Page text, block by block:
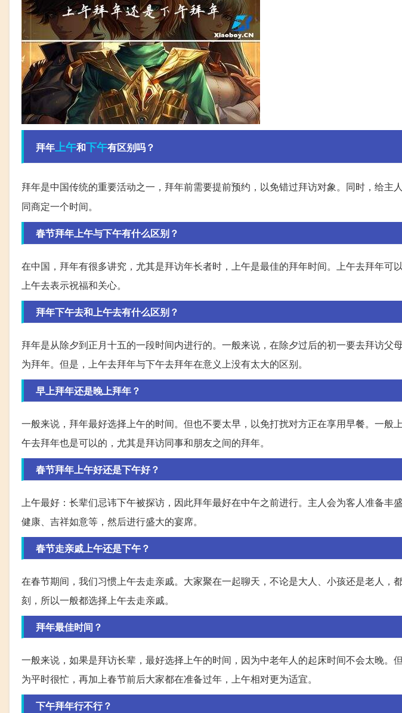
拜年上午和下午有区别吗？
拜年是中国传统的重要活动之一，拜年前需要提前预约，以免错过拜访对象。同时，给主
同商定一个时间。
春节拜年上午与下午有什么区别？
在中国，拜年有很多讲究，尤其是拜访年长者时，上午是最佳的拜年时间。上午去拜年可
上午去表示祝福和关心。
拜年下午去和上午去有什么区别？
拜年是从除夕到正月十五的一段时间内进行的。一般来说，在除夕过后的初一要去拜访父
为拜年。但是，上午去拜年与下午去拜年在意义上没有太大的区别。
早上拜年还是晚上拜年？
一般来说，拜年最好选择上午的时间。但也不要太早，以免打扰对方正在享用早餐。一般
午去拜年也是可以的，尤其是拜访同事和朋友之间的拜年。
春节拜年上午好还是下午好？
上午最好：长辈们忌讳下午被探访，因此拜年最好在中午之前进行。主人会为客人准备丰
健康、吉祥如意等，然后进行盛大的宴席。
春节走亲戚上午还是下午？
在春节期间，我们习惯上午去走亲戚。大家聚在一起聊天，不论是大人、小孩还是老人，
刻，所以一般都选择上午去走亲戚。
拜年最佳时间？
一般来说，如果是拜访长辈，最好选择上午的时间，因为中老年人的起床时间不会太晚。
为平时很忙，再加上春节前后大家都在准备过年，上午相对更为适宜。
下午拜年行不行？